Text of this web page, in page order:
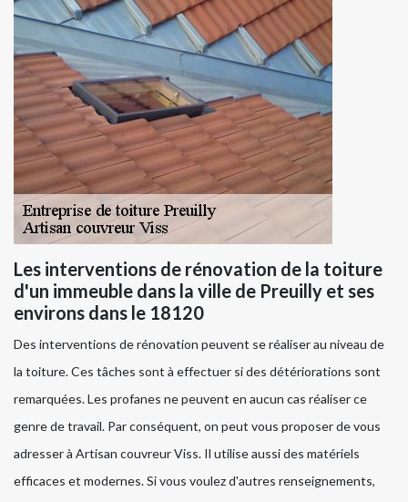
Les interventions de rénovation de la toiture
d'un immeuble dans la ville de Preuilly et ses
environs dans le 18120
Des interventions de rénovation peuvent se réaliser au niveau de
la toiture. Ces tâches sont à effectuer si des détériorations sont
remarquées. Les profanes ne peuvent en aucun cas réaliser ce
genre de travail. Par conséquent, on peut vous proposer de vous
adresser à Artisan couvreur Viss. Il utilise aussi des matériels
efficaces et modernes. Si vous voulez d'autres renseignements,